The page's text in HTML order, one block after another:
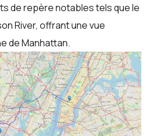
de repère notables tels que le
River, offrant une vue
de Manhattan.